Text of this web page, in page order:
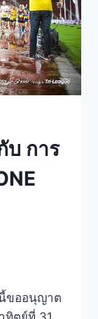
บ การ
ขออนุญาต